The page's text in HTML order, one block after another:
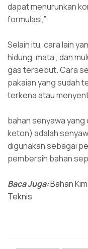
dapat menurunkan
formulasi,”
Selain itu, cara lain
hidung, mata , dan
gas tersebut. Cara
pakaian yang sudah
terkena atau
bahan senyawa yang
keton) adalah
digunakan sebagai
pembersih bahan
Baca Juga:Bahan
Teknis